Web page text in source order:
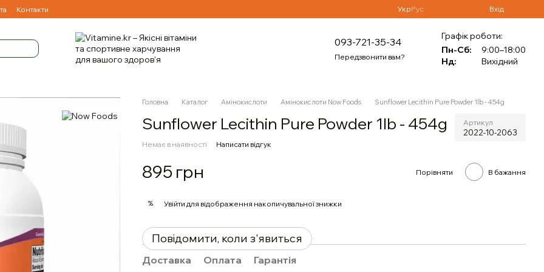
Контакти УкрРус Вхід
093-721-35-34
Передзвонити вам?
Графік роботи:
Пн-Сб:
9:00–18:00
Нд:
Вихідний
Головна Каталог Амінокислоти Амінокислоти Now Foods Sunflower Lecithin Pure Powder 1lb - 454g
Sunflower Lecithin Pure Powder 1lb - 454g Артикул
2022-10-2063
Немає в наявності Написати відгук
895 грн Порівняти В бажання
% Увійти для відображення накопичувальної знижки
Повідомити, коли з'явиться
Доставка Оплата Гарантія